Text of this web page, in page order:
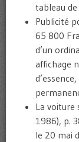
tableau
Publicité
65 800
d’un
affichage
La voiture
1986), p.
le 20 mai